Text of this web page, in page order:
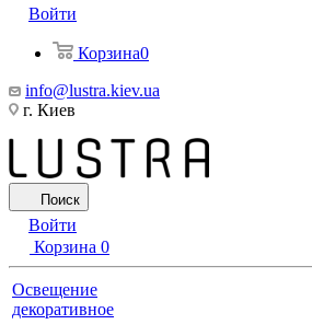
Войти
Корзина0
info@lustra.kiev.ua
г. Киев
Поиск
Войти
Корзина 0
Освещение
декоративное